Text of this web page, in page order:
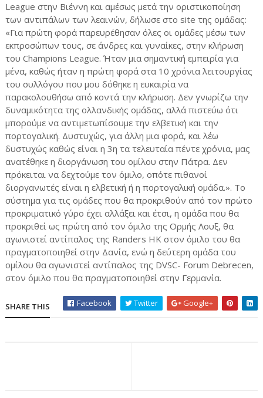
League στην Βιέννη και αμέσως μετά την οριστικοποίηση
των αντιπάλων των λεαινών, δήλωσε στο site της ομάδας:
«Για πρώτη φορά παρευρέθησαν όλες οι ομάδες μέσω των
εκπροσώπων τους, σε άνδρες και γυναίκες, στην κλήρωση
του Champions League. Ήταν μια σημαντική εμπειρία για
μένα, καθώς ήταν η πρώτη φορά στα 10 χρόνια λειτουργίας
του συλλόγου που μου δόθηκε η ευκαιρία να
παρακολουθήσω από κοντά την κλήρωση. Δεν γνωρίζω την
δυναμικότητα της ολλανδικής ομάδας, αλλά πιστεύω ότι
μπορούμε να αντιμετωπίσουμε την ελβετική και την
πορτογαλική. Δυστυχώς, για άλλη μια φορά, και λέω
δυστυχώς καθώς είναι η 3η τα τελευταία πέντε χρόνια, μας
ανατέθηκε η διοργάνωση του ομίλου στην Πάτρα. Δεν
πρόκειται να δεχτούμε τον όμιλο, οπότε πιθανοί
διοργανωτές είναι η ελβετική ή η πορτογαλική ομάδα.». Το
σύστημα για τις ομάδες που θα προκριθούν από τον πρώτο
προκριματικό γύρο έχει αλλάξει και έτσι, η ομάδα που θα
προκριθεί ως πρώτη από τον όμιλο της Ορμής Λουξ, θα
αγωνιστεί αντίπαλος της Randers HK στον όμιλο του θα
πραγματοποιηθεί στην Δανία, ενώ η δεύτερη ομάδα του
ομίλου θα αγωνιστεί αντίπαλος της DVSC- Forum Debrecen,
στον όμιλο που θα πραγματοποιηθεί στην Γερμανία.
SHARE THIS Facebook Twitter Google+